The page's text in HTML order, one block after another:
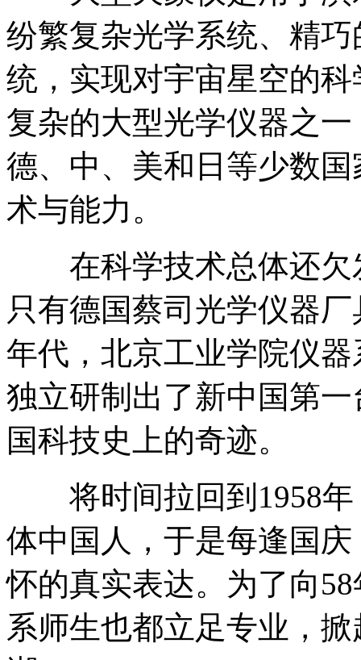
纷繁复杂光学系统、精
统，实现对宇宙星空的
复杂的大型光学仪器之
德、中、美和日等少数
术与能力。
在科学技术总体还欠
只有德国蔡司光学仪器
年代，北京工业学院仪
独立研制出了新中国第
国科技史上的奇迹。
将时间拉回到1958年
体中国人，于是每逢国
怀的真实表达。为了向
系师生也都立足专业，